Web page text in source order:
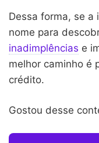
Dessa forma, se a
nome para
inadimplências e
melhor caminho é
crédito.
Gostou desse